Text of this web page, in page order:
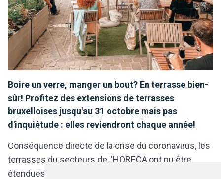
Boire un verre, manger un bout? En terrasse bien-
sûr! Profitez des extensions de terrasses
bruxelloises jusqu'au 31 octobre mais pas
d'inquiétude : elles reviendront chaque année!
Conséquence directe de la crise du coronavirus, les
terrasses du secteurs de l'HORECA ont pu être
étendues sur les places de parking à proximité de